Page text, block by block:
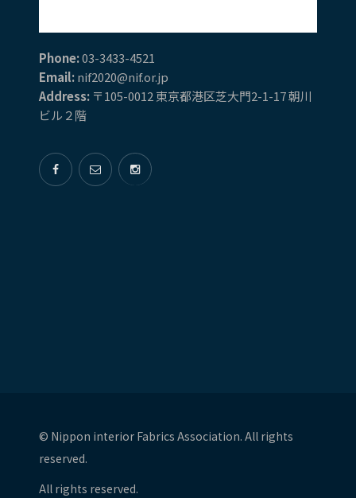
Phone:03-3433-4521
Email:nif2020@nif.or.jp
Address: 〒105-0012 東京都港区芝大門2-1-17 朝川
ビル２階
© Nippon interior Fabrics Association. All rights
reserved.
All rights reserved.